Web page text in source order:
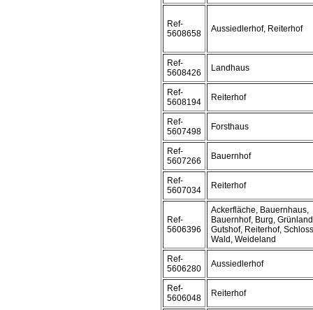
Ref-
5608658
Aussiedlerhof, Reiterhof
Ref-
5608426
Landhaus
Ref-
5608194
Reiterhof
Ref-
5607498
Forsthaus
Ref-
5607266
Bauernhof
Ref-
5607034
Reiterhof
Ref-
5606396
Ackerfläche, Bauernhaus,
Bauernhof, Burg,
Gutshof, Reiterhof,
Wald, Weideland
Ref-
5606280
Aussiedlerhof
Ref-
5606048
Reiterhof